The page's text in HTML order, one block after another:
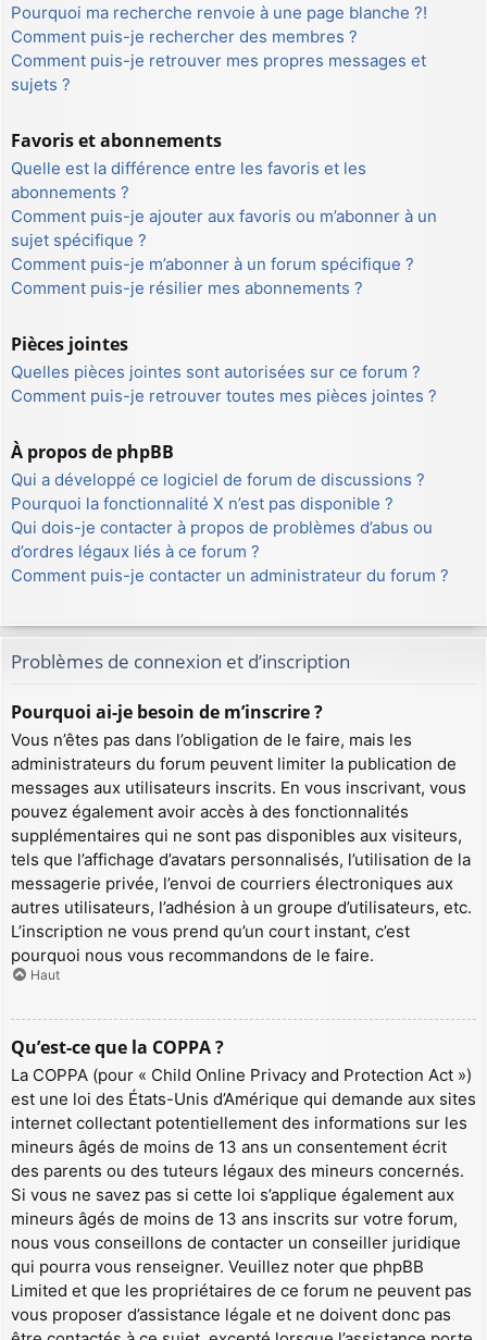
Pourquoi ma recherche renvoie à une page blanche ?!
Comment puis-je rechercher des membres ?
Comment puis-je retrouver mes propres messages et
sujets ?
Favoris et abonnements
Quelle est la différence entre les favoris et les
abonnements ?
Comment puis-je ajouter aux favoris ou m’abonner à un
sujet spécifique ?
Comment puis-je m’abonner à un forum spécifique ?
Comment puis-je résilier mes abonnements ?
Pièces jointes
Quelles pièces jointes sont autorisées sur ce forum ?
Comment puis-je retrouver toutes mes pièces jointes ?
À propos de phpBB
Qui a développé ce logiciel de forum de discussions ?
Pourquoi la fonctionnalité X n’est pas disponible ?
Qui dois-je contacter à propos de problèmes d’abus ou
d’ordres légaux liés à ce forum ?
Comment puis-je contacter un administrateur du forum ?
Problèmes de connexion et d’inscription
Pourquoi ai-je besoin de m’inscrire ?
Vous n’êtes pas dans l’obligation de le faire, mais les
administrateurs du forum peuvent limiter la publication de
messages aux utilisateurs inscrits. En vous inscrivant, vous
pouvez également avoir accès à des fonctionnalités
supplémentaires qui ne sont pas disponibles aux visiteurs,
tels que l’affichage d’avatars personnalisés, l’utilisation de la
messagerie privée, l’envoi de courriers électroniques aux
autres utilisateurs, l’adhésion à un groupe d’utilisateurs, etc.
L’inscription ne vous prend qu’un court instant, c’est
pourquoi nous vous recommandons de le faire.
Haut
Qu’est-ce que la COPPA ?
La COPPA (pour « Child Online Privacy and Protection Act »)
est une loi des États-Unis d’Amérique qui demande aux sites
internet collectant potentiellement des informations sur les
mineurs âgés de moins de 13 ans un consentement écrit
des parents ou des tuteurs légaux des mineurs concernés.
Si vous ne savez pas si cette loi s’applique également aux
mineurs âgés de moins de 13 ans inscrits sur votre forum,
nous vous conseillons de contacter un conseiller juridique
qui pourra vous renseigner. Veuillez noter que phpBB
Limited et que les propriétaires de ce forum ne peuvent pas
vous proposer d’assistance légale et ne doivent donc pas